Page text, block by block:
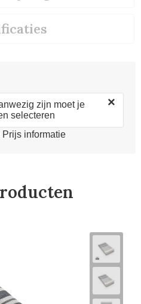
zijn moet je
selecteren
×
informatie